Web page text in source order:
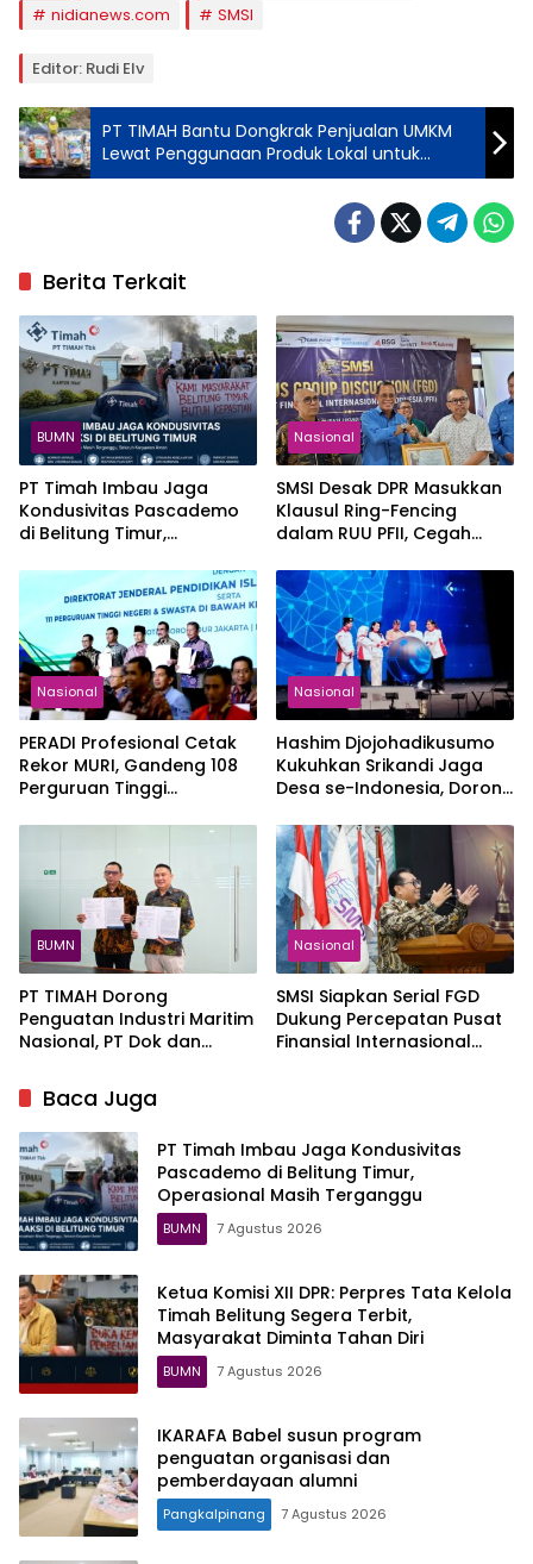
nidianews.com
SMSI
Editor: Rudi Elv
PT TIMAH Bantu Dongkrak Penjualan UMKM
Lewat Penggunaan Produk Lokal untuk
Kegiatan Perusahaan
Berita Terkait
BUMN
PT Timah Imbau Jaga
Kondusivitas Pascademo
di Belitung Timur,
Terganggu
Nasional
SMSI Desak DPR Masukkan
Klausul Ring-Fencing
dalam RUU PFII, Cegah
Nasional
PERADI Profesional Cetak
Rekor MURI, Gandeng 108
Perguruan Tinggi
Pendidikan Advokat
Nasional
Hashim Djojohadikusumo
Kukuhkan Srikandi Jaga
Desa se-Indonesia, Dorong
Program Strategis
Pemerintah
BUMN
PT TIMAH Dorong
Penguatan Industri Maritim
Nasional, PT Dok dan
Jalin Kerja Sama Strategis
dengan PT Pelindo Solusi
Maritim
Nasional
SMSI Siapkan Serial FGD
Dukung Percepatan Pusat
Finansial Internasional
Baca Juga
PT Timah Imbau Jaga Kondusivitas
Pascademo di Belitung Timur,
Operasional Masih Terganggu
BUMN 7 Agustus 2026
Ketua Komisi XII DPR: Perpres Tata Kelola
Timah Belitung Segera Terbit,
Masyarakat Diminta Tahan Diri
BUMN 7 Agustus 2026
IKARAFA Babel susun program
penguatan organisasi dan
pemberdayaan alumni
Pangkalpinang 7 Agustus 2026